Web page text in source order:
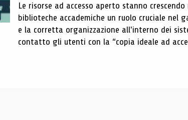
Le risorse ad accesso aperto stanno
biblioteche accademiche un ruolo cruciale
e la corretta organizzazione all'interno dei
contatto gli utenti con la “copia ideale ad